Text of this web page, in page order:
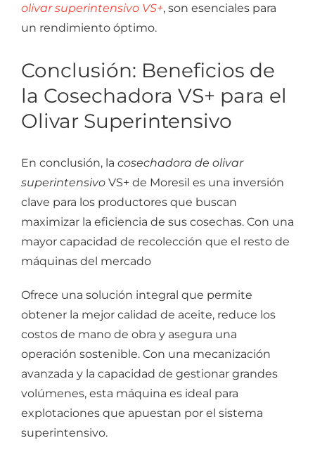
olivar superintensivo VS+, son esenciales para
un rendimiento óptimo.
Conclusión: Beneficios de
la Cosechadora VS+ para el
Olivar Superintensivo
En conclusión, la cosechadora de olivar
superintensivoVS+ de Moresil es una inversión
clave para los productores que buscan
maximizar la eficiencia de sus cosechas. Con una
mayor capacidad de recolección que el resto de
máquinas del mercado
Ofrece una solución integral que permite
obtener la mejor calidad de aceite, reduce los
costos de mano de obra y asegura una
operación sostenible. Con una mecanización
avanzada y la capacidad de gestionar grandes
volúmenes, esta máquina es ideal para
explotaciones que apuestan por el sistema
superintensivo.